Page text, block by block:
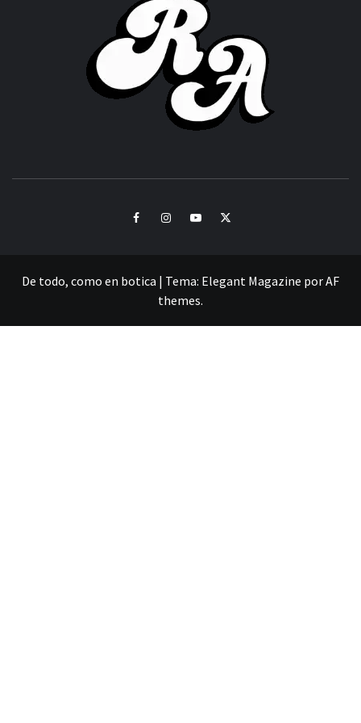
FacebookInstagramYoutubeTwitter
De todo, como en botica | Tema: Elegant Magazine porAF
themes.